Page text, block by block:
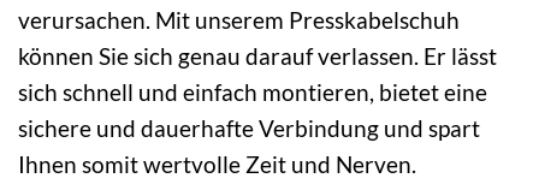
verursachen. Mit unserem Presskabelschuh
können Sie sich genau darauf verlassen. Er lässt
sich schnell und einfach montieren, bietet eine
sichere und dauerhafte Verbindung und spart
Ihnen somit wertvolle Zeit und Nerven.